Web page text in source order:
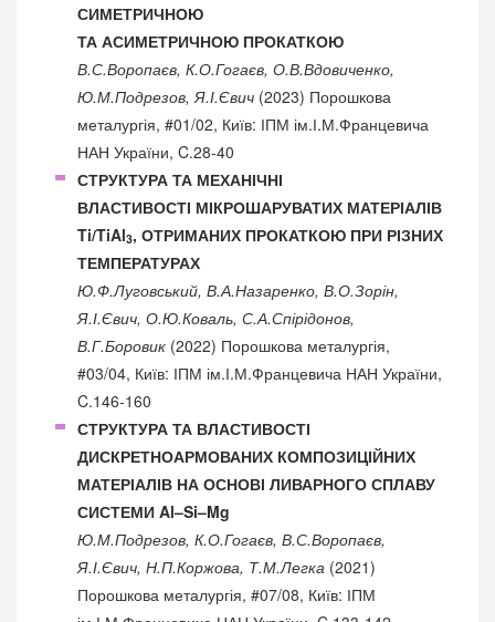
СИМЕТРИЧНОЮ
ТА АСИМЕТРИЧНОЮ ПРОКАТКОЮ
В.С.Воропаєв, К.О.Гогаєв, О.В.Вдовиченко,
Ю.М.Подрезов, Я.І.Євич (2023) Порошкова
металургія, #01/02, Київ: ІПМ ім.І.М.Францевича
НАН України, C.28-40
СТРУКТУРА ТА МЕХАНІЧНІ
ВЛАСТИВОСТІ МІКРОШАРУВАТИХ МАТЕРІАЛІВ
Ti/TiAl3, ОТРИМАНИХ ПРОКАТКОЮ ПРИ РІЗНИХ
ТЕМПЕРАТУРАХ
Ю.Ф.Луговський, В.А.Назаренко, В.О.Зорін,
Я.І.Євич, О.Ю.Коваль, С.А.Спірідонов,
В.Г.Боровик (2022) Порошкова металургія,
#03/04, Київ: ІПМ ім.І.М.Францевича НАН України,
C.146-160
СТРУКТУРА ТА ВЛАСТИВОСТІ
ДИСКРЕТНОАРМОВАНИХ КОМПОЗИЦІЙНИХ
МАТЕРІАЛІВ НА ОСНОВІ ЛИВАРНОГО СПЛАВУ
СИСТЕМИ Al–Si–Mg
Ю.М.Подрезов, К.О.Гогаєв, В.С.Воропаєв,
Я.І.Євич, Н.П.Коржова, Т.М.Легка (2021)
Порошкова металургія, #07/08, Київ: ІПМ